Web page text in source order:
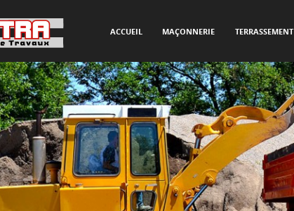
Menu
SKIP TO CONTENT
ACCUEIL MAÇONNERIE TERRASSEMENT